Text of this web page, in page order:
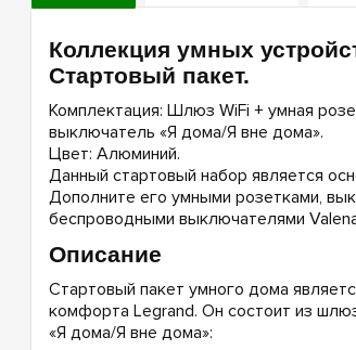
Коллекция умных
Стартовый пакет.
Комплектация: Шлюз WiFi + умная
выключатель «Я дома/Я вне дома».
Цвет: Алюминий.
Данный стартовый набор является
Дополните его умными розетками,
беспроводными выключателями
Описание
Стартовый пакет умного дома
комфорта Legrand. Он состоит из
«Я дома/Я вне дома»: